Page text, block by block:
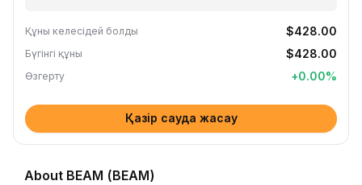
Құны келесідей болды $428.00
Бүгінгі құны $428.00
Өзгерту +0.00%
Қазір сауда жасау
About BEAM (BEAM)